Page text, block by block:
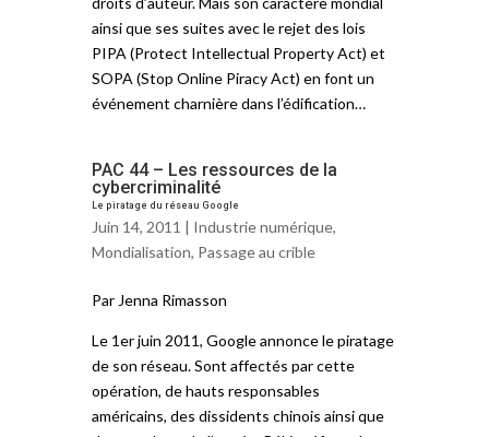
ainsi que ses suites avec le rejet des lois
PIPA (Protect Intellectual Property Act) et
SOPA (Stop Online Piracy Act) en font un
événement charnière dans l’édification…
PAC 44 – Les ressources de la
cybercriminalité
Le piratage du réseau Google
Juin 14, 2011 | Industrie numérique,
Mondialisation, Passage au crible
Par Jenna Rimasson
Le 1er juin 2011, Google annonce le piratage
de son réseau. Sont affectés par cette
opération, de hauts responsables
américains, des dissidents chinois ainsi que